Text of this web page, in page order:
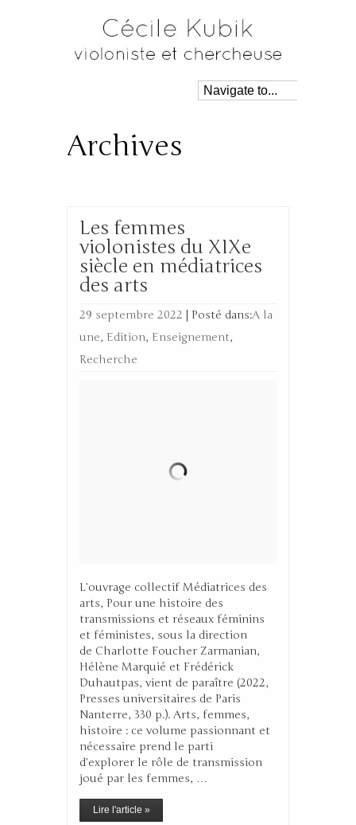
Archives
Les femmes
violonistes du XIXe
siècle en médiatrices
des arts
29 septembre 2022 Posté dans:A la
une, Edition, Enseignement,
Recherche
L’ouvrage collectif Médiatrices des
arts, Pour une histoire des
transmissions et réseaux féminins
et féministes, sous la direction
de Charlotte Foucher Zarmanian,
Hélène Marquié et Frédérick
Duhautpas, vient de paraître (2022,
Presses universitaires de Paris
Nanterre, 330 p.). Arts, femmes,
histoire : ce volume passionnant et
nécessaire prend le parti
d’explorer le rôle de transmission
joué par les femmes, …
Lire l'article »